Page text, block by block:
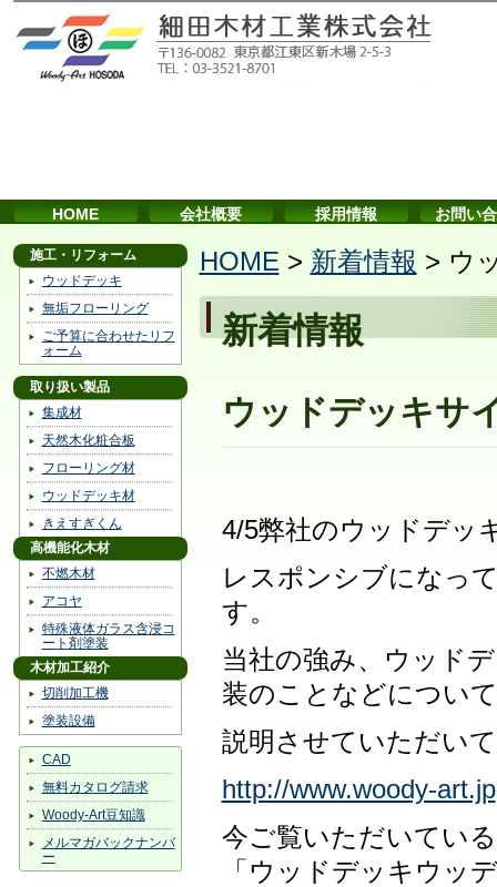
HOME 会社概要 採用情報 お問い
施工・リフォーム
ウッドデッキ
無垢フローリング
ご予算に合わせたリフ
ォーム
取り扱い製品
集成材
天然木化粧合板
フローリング材
ウッドデッキ材
きえすぎくん
高機能化木材
不燃木材
アコヤ
特殊液体ガラス含浸コ
ート剤塗装
木材加工紹介
切削加工機
塗装設備
CAD
無料カタログ請求
Woody-Art豆知識
メルマガバックナンバ
ー
HOME > 新着情報 > ウ
新着情報
ウッドデッキサ
4/5弊社のウッドデッ
レスポンシブになっ
す。
当社の強み、ウッド
装のことなどについて
説明させていただい
http://www.woody-art.jp
今ご覧いただいてい
「ウッドデッキウッ